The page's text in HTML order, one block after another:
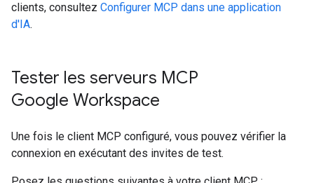
clients, consultez Configurer MCP dans une application
d'IA.
Tester les serveurs MCP
Google Workspace
Une fois le client MCP configuré, vous pouvez vérifier la
connexion en exécutant des invites de test.